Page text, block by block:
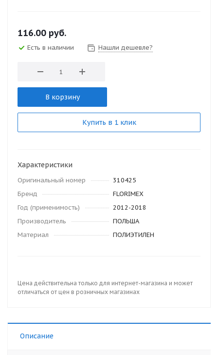
116.00 руб.
Есть в наличии Нашли дешевле?
В корзину
Купить в 1 клик
Характеристики
Оригинальный номер
310425
Бренд
FLORIMEX
Год (применимость)
2012-2018
Производитель
ПОЛЬША
Материал
ПОЛИЭТИЛЕН
Цена действительна только для интернет-магазина и может
отличаться от цен в розничных магазинах
Описание